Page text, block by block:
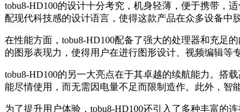
tobu8-HD100的设计十分考究，机身轻薄，便于携带，
配现代科技感的设计语言，使得这款产品在众多设备中
在性能方面，tobu8-HD100配备了强大的处理器和充足
的图形表现力，使得用户在进行图形设计、视频编辑等
tobu8-HD100的另一大亮点在于其卓越的续航能力。搭
能尽情使用，而无需因电量不足而限制造作。此外，智
为了提升用户体验，tobu8-HD100还引入了多种丰富的